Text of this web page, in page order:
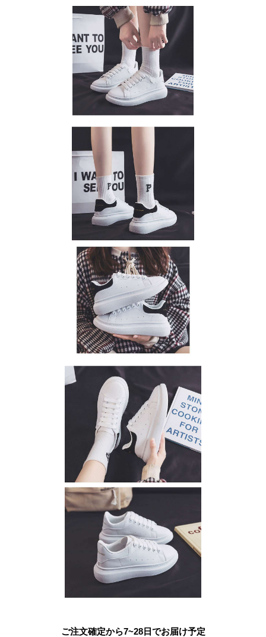
ご注文確定から7~28日でお届け予定